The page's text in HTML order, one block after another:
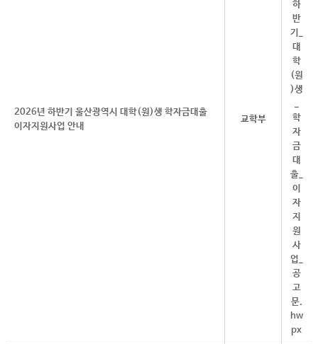
2026년 하반기 울산광역시 대학(원)생 학자금대출
이자지원사업 안내
교학부